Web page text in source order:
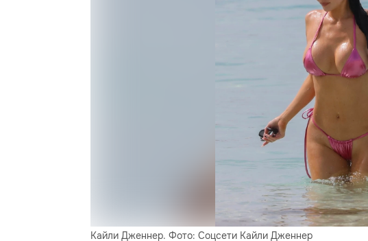
Кайли Дженнер. Фото: Соцсети Кайли Дженнер